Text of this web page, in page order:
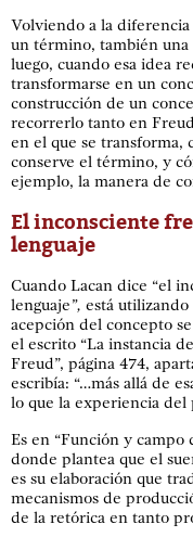
Volviendo a la
un término, también una
luego, cuando esa idea
transformarse en un
construcción de un
recorrerlo tanto en
en el que se transforma,
conserve el término, y
ejemplo, la manera de
El inconsciente
lenguaje
Cuando Lacan dice “el
lenguaje”, está
acepción del concepto
el escrito “La instancia
Freud”, página 474,
escribía: “…más allá de
lo que la experiencia del
Es en “Función y campo
donde plantea que el
es su elaboración que
mecanismos de
de la retórica en tanto